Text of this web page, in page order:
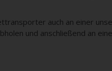
auch an einer
und anschließend an